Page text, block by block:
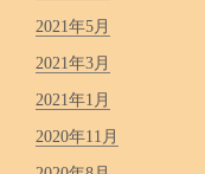
2021年5月
2021年3月
2021年1月
2020年11月